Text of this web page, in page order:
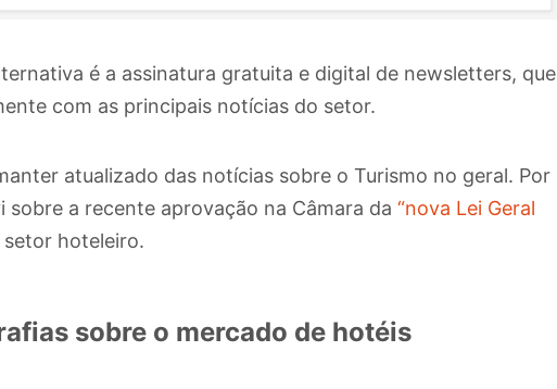
é a assinatura gratuita e digital de newsletters, que
com as principais notícias do setor.
atualizado das notícias sobre o Turismo no geral. Por
sobre a recente aprovação na Câmara da “nova Lei Geral
hoteleiro.
sobre o mercado de hotéis